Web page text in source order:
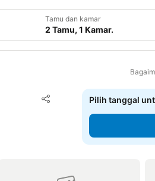
Tamu dan kamar
2 Tamu, 1 Kamar.
Bagikan
Tambahkan ke favorit
Pilih tanggal